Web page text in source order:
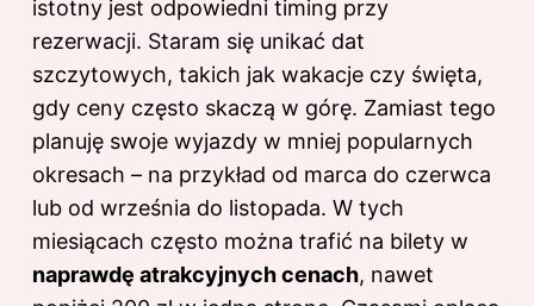
istotny jest odpowiedni timing przy
rezerwacji. Staram się unikać dat
szczytowych, takich jak wakacje czy święta,
gdy ceny często skaczą w górę. Zamiast tego
planuję swoje wyjazdy w mniej popularnych
okresach – na przykład od marca do czerwca
lub od września do listopada. W tych
miesiącach często można trafić na bilety w
naprawdę atrakcyjnych cenach, nawet